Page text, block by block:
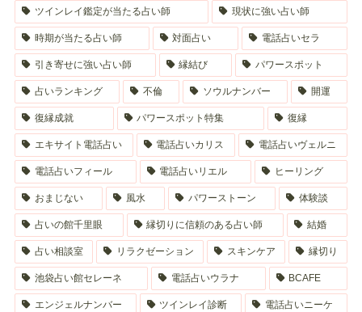
ツインレイ鑑定が当たる占い師 現状に強い占い師
時期が当たる占い師 対面占い 電話占いセラ
引き寄せに強い占い師 縁結び パワースポット
占いランキング 不倫 ソウルナンバー 開運
復縁成就 パワースポット特集 復縁
エキサイト電話占い 電話占いカリス 電話占いヴェルニ
電話占いフィール 電話占いリエル ヒーリング
おまじない 風水 パワーストーン 体験談
占いの館千里眼 縁切りに信頼のある占い師 結婚
占い相談室 リラクゼーション スキンケア 縁切り
池袋占い館セレーネ 電話占いウラナ BCAFE
エンジェルナンバー ツインレイ診断 電話占いニーケ